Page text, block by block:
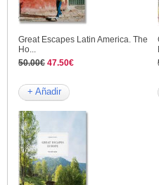
Great Escapes Latin America. The
Ho...
50.00€ 47.50€
+ Añadir